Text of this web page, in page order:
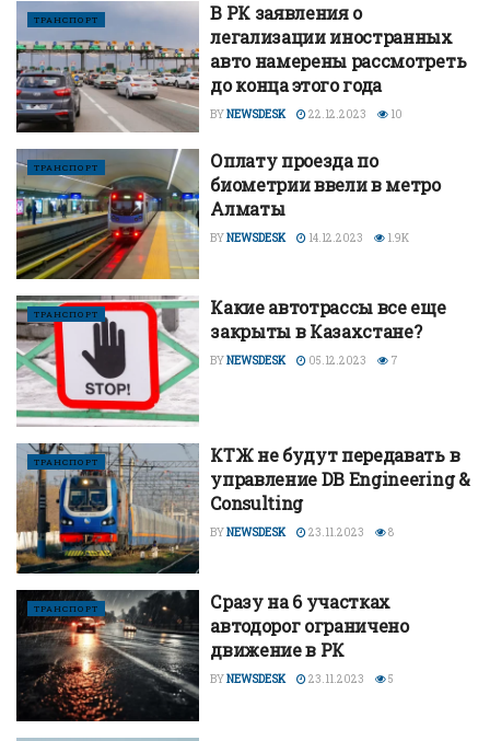
ТРАНСПОРТ
В РК заявления о
легализации иностранных
авто намерены рассмотреть
до конца этого года
BYNEWSDESK 22.12.2023 10
ТРАНСПОРТ
Оплату проезда по
биометрии ввели в метро
Алматы
BYNEWSDESK 14.12.2023 1.9K
ТРАНСПОРТ
Какие автотрассы все еще
закрыты в Казахстане?
BYNEWSDESK 05.12.2023 7
ТРАНСПОРТ
КТЖ не будут передавать в
управление DB Engineering &
Consulting
BYNEWSDESK 23.11.2023 8
ТРАНСПОРТ
Сразу на 6 участках
автодорог ограничено
движение в РК
BYNEWSDESK 23.11.2023 5